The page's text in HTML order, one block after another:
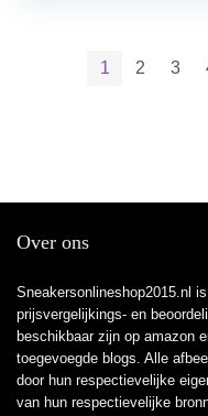
1 2 3
Over ons
Sneakersonlineshop2015.nl
prijsvergelijkings- en
beschikbaar zijn op amazon
toegevoegde blogs. Alle
door hun respectievelijke
van hun respectievelijke